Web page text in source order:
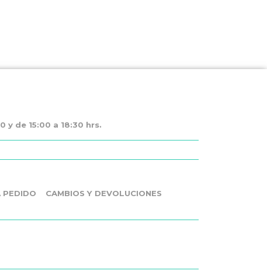
y de 15:00 a 18:30 hrs.
PEDIDO
CAMBIOS Y DEVOLUCIONES